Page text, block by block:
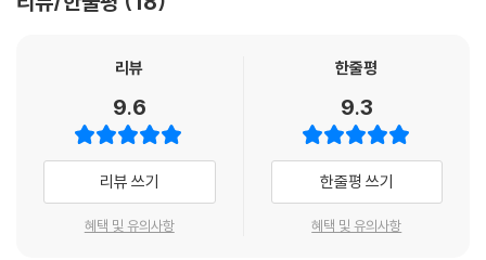
있는 것이 유일하게 습득한 기술이었다. 어느 날에는 스위치를 켜는 심정
다. 무인 공장과는 달리, 나는 사람이었다.
―76쪽 「무인 공장」 중
심지어 사람이 없어야 할 「무인 공장」에서까지 독자들은 사람을 느끼고 이
해할 수 있다. 사람이 없는 공간에 머무는 화자가 ‘무인 공장’과 ‘나’를 비교
리뷰
9.6
리뷰 쓰기
혜택 및 유의사항
한줄평
9.3
한줄평 쓰기
혜택 및 유의사항